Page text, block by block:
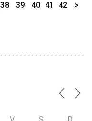
38 39 40 41 42 >